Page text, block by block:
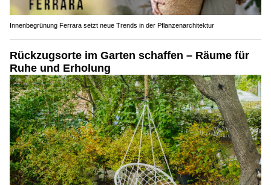
Innenbegrünung Ferrara setzt neue Trends in der Pflanzenarchitektur
Rückzugsorte im Garten schaffen – Räume für
Ruhe und Erholung